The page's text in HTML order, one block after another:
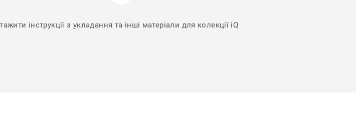
інструкції з укладання та інші матеріали для колекції iQ